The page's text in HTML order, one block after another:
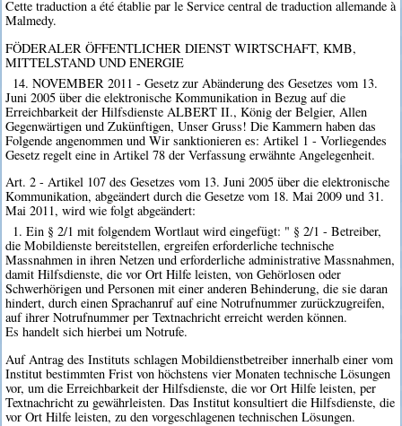
Cette traduction a été établie par le Service central de traduction allemande à
Malmedy.
FÖDERALER ÖFFENTLICHER DIENST WIRTSCHAFT, KMB,
MITTELSTAND UND ENERGIE
14. NOVEMBER 2011 - Gesetz zur Abänderung des Gesetzes vom 13.
Juni 2005 über die elektronische Kommunikation in Bezug auf die
Erreichbarkeit der Hilfsdienste ALBERT II., König der Belgier, Allen
Gegenwärtigen und Zukünftigen, Unser Gruss! Die Kammern haben das
Folgende angenommen und Wir sanktionieren es: Artikel 1 - Vorliegendes
Gesetz regelt eine in Artikel 78 der Verfassung erwähnte Angelegenheit.
Art. 2 - Artikel 107 des Gesetzes vom 13. Juni 2005 über die elektronische
Kommunikation, abgeändert durch die Gesetze vom 18. Mai 2009 und 31.
Mai 2011, wird wie folgt abgeändert:
1. Ein § 2/1 mit folgendem Wortlaut wird eingefügt: " § 2/1 - Betreiber,
die Mobildienste bereitstellen, ergreifen erforderliche technische
Massnahmen in ihren Netzen und erforderliche administrative Massnahmen,
damit Hilfsdienste, die vor Ort Hilfe leisten, von Gehörlosen oder
Schwerhörigen und Personen mit einer anderen Behinderung, die sie daran
hindert, durch einen Sprachanruf auf eine Notrufnummer zurückzugreifen,
auf ihrer Notrufnummer per Textnachricht erreicht werden können.
Es handelt sich hierbei um Notrufe.
Auf Antrag des Instituts schlagen Mobildienstbetreiber innerhalb einer vom
Institut bestimmten Frist von höchstens vier Monaten technische Lösungen
vor, um die Erreichbarkeit der Hilfsdienste, die vor Ort Hilfe leisten, per
Textnachricht zu gewährleisten. Das Institut konsultiert die Hilfsdienste, die
vor Ort Hilfe leisten, zu den vorgeschlagenen technischen Lösungen.